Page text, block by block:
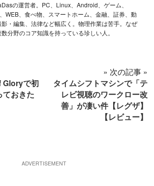
の運営者。PC、Linux、Android、ゲーム、
WEB、食べ物、スマートホーム、金融、証券、動
影・編集、法律など幅広く。物理作業は苦手。なぜ
分野のコア知識を持っている珍しい人。
Gloryで初
おきた
» 次の記事 »
タイムシフトマシンで「テ
レビ視聴のワークロー改
善」が凄い件【レグザ】
【レビュー】